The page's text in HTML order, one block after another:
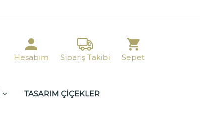
Hesabım Sipariş Takibi Sepet
TASARIM ÇİÇEKLER